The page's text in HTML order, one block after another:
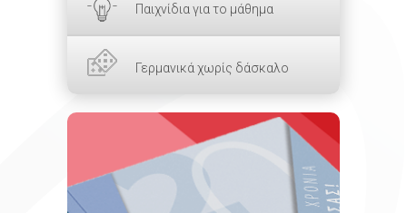
Παιχνίδια για το μάθημα
Γερμανικά χωρίς δάσκαλο